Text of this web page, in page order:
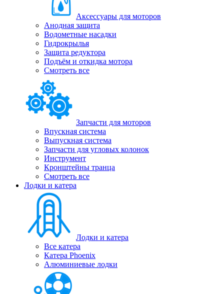
Аксессуары для моторов
Анодная защита
Водометные насадки
Гидрокрылья
Защита редуктора
Подъём и откидка мотора
Смотреть все
Запчасти для моторов
Впускная система
Выпускная система
Запчасти для угловых колонок
Инструмент
Кронштейны транца
Смотреть все
Лодки и катера
Лодки и катера
Все катера
Катера Phoenix
Алюминиевые лодки